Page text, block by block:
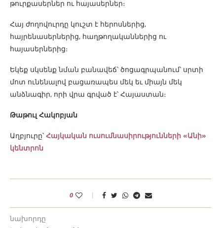
թուրքասերներ ու հայասերներ։
Հայ ժողովուրդը կուշտ է հերոսներից,
հայրենասերներից, հաղթողականներից ու
հայասերներից։
Եկեք սկսենք նման բանավեճ՝ ծոցագրպանում՝ սրտի
մոտ ունենալով բացառապես մեկ եւ միայն մեկ
անձնագիր, որի վրա գրված է՝ Հայաստան։
Թաթուլ Հակոբյան
Աղբյուրը՝ Հայկական ուսումնասիրությունների «Անի»
կենտրոն
0
նախորդը